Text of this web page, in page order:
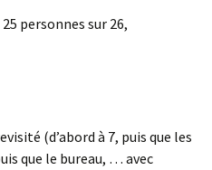
personnes sur 26,
(d’abord à 7, puis que les
que le bureau, … avec